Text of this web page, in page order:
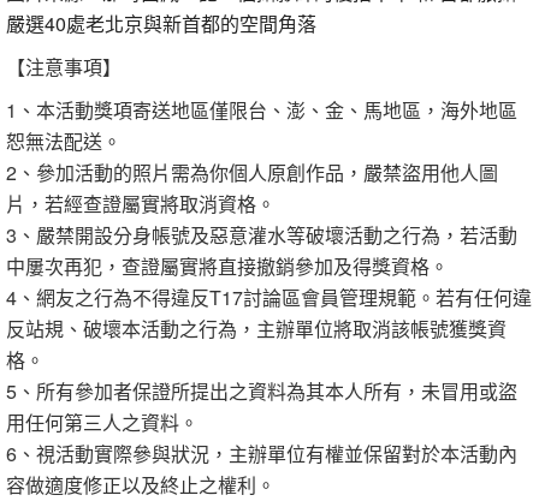
嚴選40處老北京與新首都的空間角落
【注意事項】
1、本活動獎項寄送地區僅限台、澎、金、馬地區，海外地區
恕無法配送。
2、參加活動的照片需為你個人原創作品，嚴禁盜用他人圖
片，若經查證屬實將取消資格。
3、嚴禁開設分身帳號及惡意灌水等破壞活動之行為，若活動
中屢次再犯，查證屬實將直接撤銷參加及得獎資格。
4、網友之行為不得違反T17討論區會員管理規範。若有任何違
反站規、破壞本活動之行為，主辦單位將取消該帳號獲獎資
格。
5、所有參加者保證所提出之資料為其本人所有，未冒用或盜
用任何第三人之資料。
6、視活動實際參與狀況，主辦單位有權並保留對於本活動內
容做適度修正以及終止之權利。